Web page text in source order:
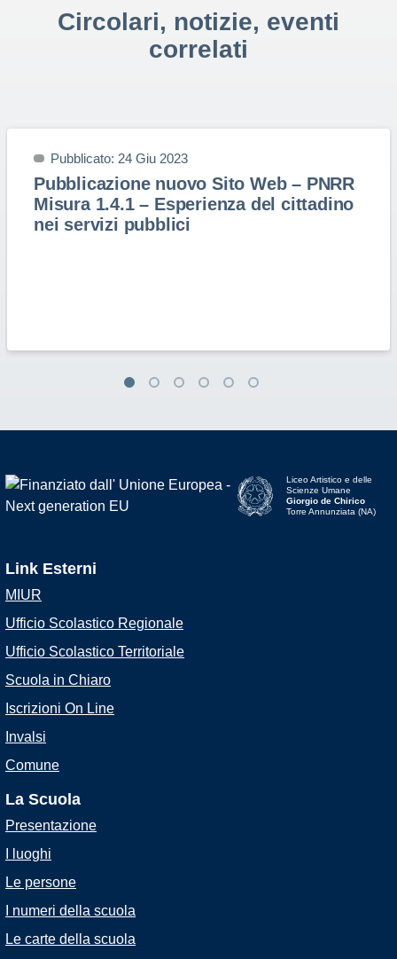
Circolari, notizie, eventi
correlati
Pubblicato: 24 Giu 2023
Pubblicazione nuovo Sito Web – PNRR
Misura 1.4.1 – Esperienza del cittadino
nei servizi pubblici
Liceo Artistico e delle
Scienze Umane
Giorgio de Chirico
Torre Annunziata (NA)
Link Esterni
MIUR
Ufficio Scolastico Regionale
Ufficio Scolastico Territoriale
Scuola in Chiaro
Iscrizioni On Line
Invalsi
Comune
La Scuola
Presentazione
I luoghi
Le persone
I numeri della scuola
Le carte della scuola